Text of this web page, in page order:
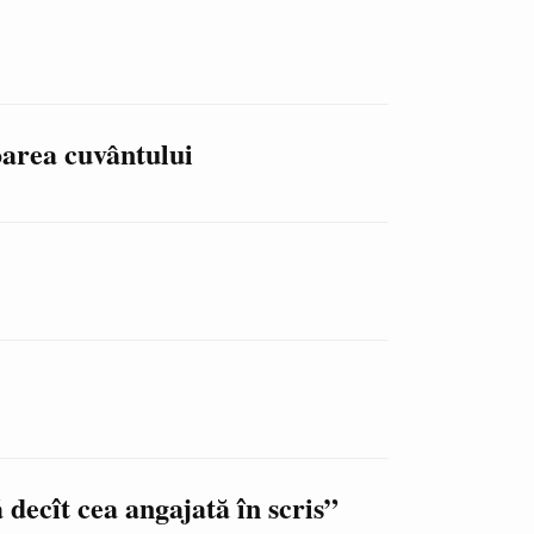
cuvântului
cea angajată în scris”